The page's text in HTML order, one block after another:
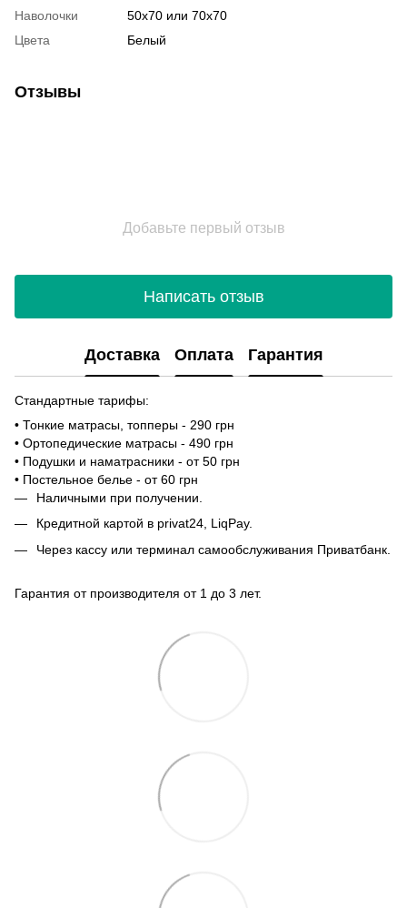
Наволочки
50х70 или 70х70
Цвета
Белый
Отзывы
Добавьте первый отзыв
Написать отзыв
Доставка Оплата Гарантия
Стандартные тарифы:
• Тонкие матрасы, топперы - 290 грн
• Ортопедические матрасы - 490 грн
• Подушки и наматрасники - от 50 грн
• Постельное белье - от 60 грн
Наличными при получении.
Кредитной картой в privat24, LiqPay.
Через кассу или терминал самообслуживания Приватбанк.
Гарантия от производителя от 1 до 3 лет.